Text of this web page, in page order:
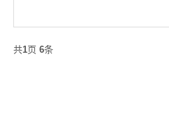
共1页 6条